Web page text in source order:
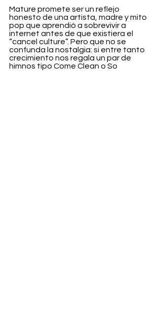
Mature promete ser un reflejo
honesto de una artista, madre y mito
pop que aprendió a sobrevivir a
internet antes de que existiera el
“cancel culture”. Pero que no se
confunda la nostalgia: si entre tanto
crecimiento nos regala un par de
himnos tipo Come Clean o So